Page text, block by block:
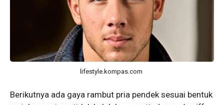
lifestyle.kompas.com
Berikutnya ada gaya rambut pria pendek sesuai bentuk